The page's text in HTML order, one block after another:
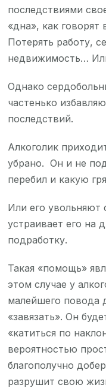
последствиями
«дна», как
Потерять работу,
недвижимость…
Однако
частенько
последствий.
Алкоголик
убрано. Он и не
перебил и какую
Или его увольняют
устраивает его на
подработку.
Такая «помощь»
этом случае у
малейшего повода
«завязать». Он
«катиться по
вероятностью
благополучно
разрушит свою